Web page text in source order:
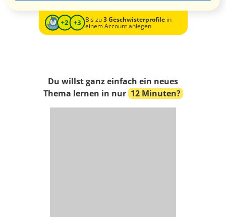
Bis zu3 Geschwisterprofilein
einem Account anlegen
Du willst ganz einfach ein neues
Thema lernen in nur 12 Minuten?